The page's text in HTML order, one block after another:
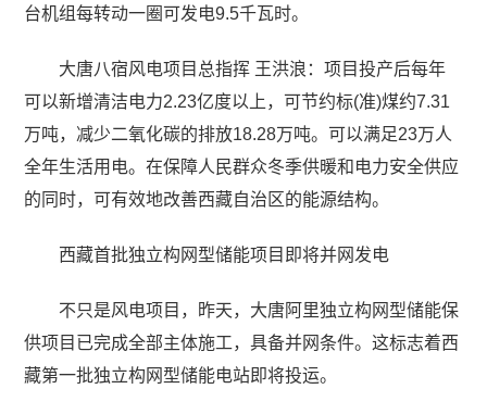
台机组每转动一圈可发电9.5千瓦时。
大唐八宿风电项目总指挥 王洪浪：项目投产后每年
可以新增清洁电力2.23亿度以上，可节约标(准)煤约7.31
万吨，减少二氧化碳的排放18.28万吨。可以满足23万人
全年生活用电。在保障人民群众冬季供暖和电力安全供应
的同时，可有效地改善西藏自治区的能源结构。
西藏首批独立构网型储能项目即将并网发电
不只是风电项目，昨天，大唐阿里独立构网型储能保
供项目已完成全部主体施工，具备并网条件。这标志着西
藏第一批独立构网型储能电站即将投运。